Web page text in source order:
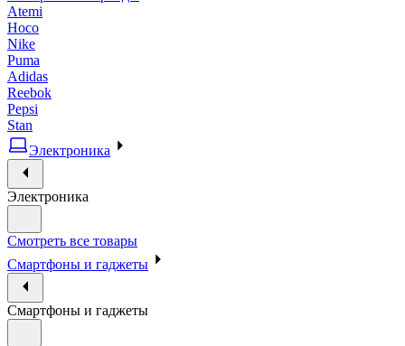
Atemi
Hoco
Nike
Puma
Adidas
Reebok
Pepsi
Stan
Электроника
Электроника
Смотреть все товары
Смартфоны и гаджеты
Смартфоны и гаджеты